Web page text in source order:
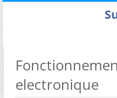
electronique